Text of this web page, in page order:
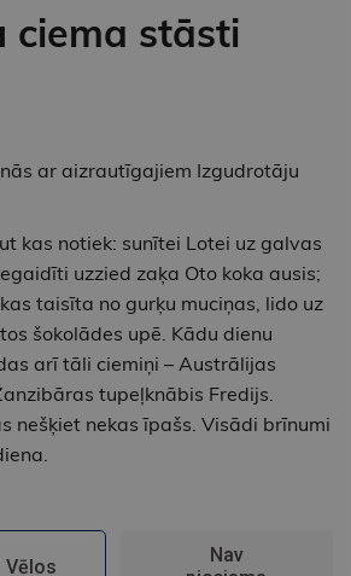
ciema stāsti
ar aizrautīgajiem Izgudrotāju
kas notiek: sunītei Lotei uz galvas
uzzied zaķa Oto koka ausis;
taisīta no gurķu muciņas, lido uz
šokolādes upē. Kādu dienu
arī tāli ciemiņi – Austrālijas
tupeļknābis Fredijs.
nešķiet nekas īpašs. Visādi brīnumi
Vēlos
Nav